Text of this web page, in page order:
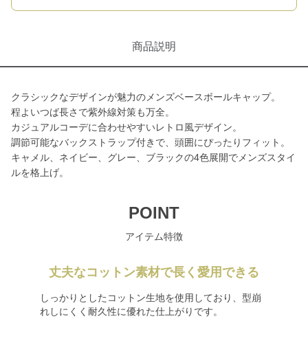
商品説明
クラシックなデザインが魅力のメンズベースボールキャップ。
程よいつば長さで紫外線対策も万全。
カジュアルコーデに合わせやすいレトロ風デザイン。
調節可能なバックストラップ付きで、頭囲にぴったりフィット。
キャメル、ネイビー、グレー、ブラックの4色展開でメンズスタイ
ルを格上げ。
POINT
アイテム特徴
丈夫なコットン素材で長く愛用できる
しっかりとしたコットン生地を使用しており、型崩
れしにくく耐久性に優れた仕上がりです。